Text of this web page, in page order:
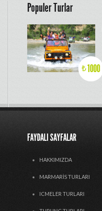
Populer Turlar
₺1000
FAYDALI SAYFALAR
HAKKIMIZDA
MARMARIS TURLARI
ICMELER TURLARI